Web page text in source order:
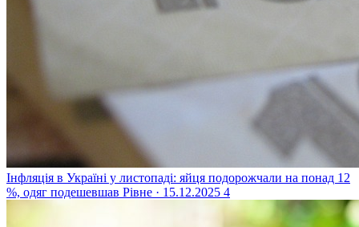
Інфляція в Україні у листопаді: яйця подорожчали на понад 12
%, одяг подешевшав Рівне · 15.12.2025 4